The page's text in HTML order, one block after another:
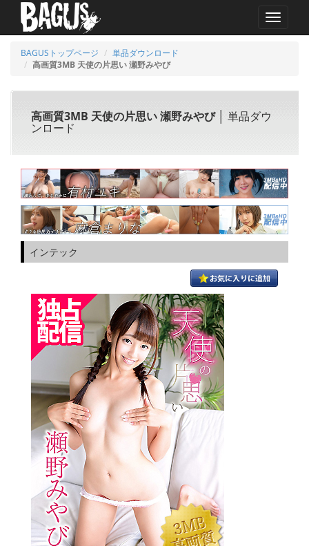
MENU
BAGUSトップページ
単品ダウンロード
高画質3MB 天使の片思い 瀬野みやび
高画質3MB 天使の片思い 瀬野みやび│ 単品ダウ
ンロード
インテック